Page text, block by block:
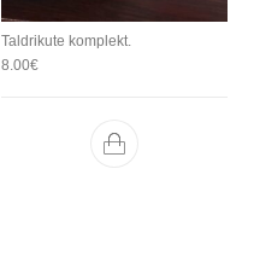
Taldrikute komplekt.
8.00€